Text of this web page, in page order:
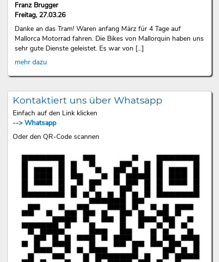
Franz Brugger
Freitag, 27.03.26
Danke an das Tram! Waren anfang März für 4 Tage auf
Mallorca Motorrad fahren. Die Bikes von Mallorquin haben uns
sehr gute Dienste geleistet. Es war von [...]
mehr dazu
Kontaktiert uns über Whatsapp
Einfach auf den Link klicken
--> Whatsapp
Oder den QR-Code scannen